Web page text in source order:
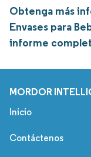
Obtenga más
Envases para
informe
MORDOR
Inicio
Contáctenos